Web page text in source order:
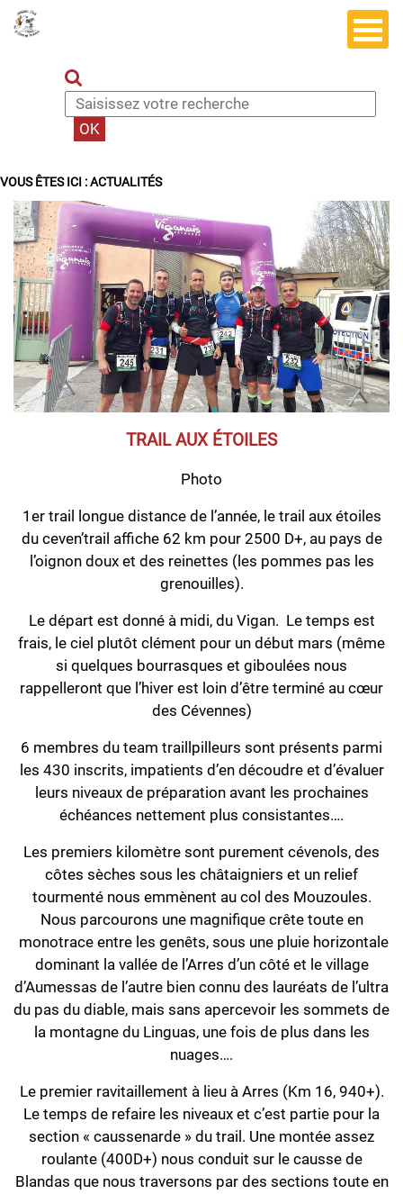
VOUS ÊTES ICI :ACTUALITÉS
TRAIL AUX ÉTOILES
Photo
1er trail longue distance de l’année, le trail aux étoiles
du ceven’trail affiche 62 km pour 2500 D+, au pays de
l’oignon doux et des reinettes (les pommes pas les
grenouilles).
Le départ est donné à midi, du Vigan. Le temps est
frais, le ciel plutôt clément pour un début mars (même
si quelques bourrasques et giboulées nous
rappelleront que l’hiver est loin d’être terminé au cœur
des Cévennes)
6 membres du team traillpilleurs sont présents parmi
les 430 inscrits, impatients d’en découdre et d’évaluer
leurs niveaux de préparation avant les prochaines
échéances nettement plus consistantes….
Les premiers kilomètre sont purement cévenols, des
côtes sèches sous les châtaigniers et un relief
tourmenté nous emmènent au col des Mouzoules.
Nous parcourons une magnifique crête toute en
monotrace entre les genêts, sous une pluie horizontale
dominant la vallée de l’Arres d’un côté et le village
d’Aumessas de l’autre bien connu des lauréats de l’ultra
du pas du diable, mais sans apercevoir les sommets de
la montagne du Linguas, une fois de plus dans les
nuages….
Le premier ravitaillement à lieu à Arres (Km 16, 940+).
Le temps de refaire les niveaux et c’est partie pour la
section « caussenarde » du trail. Une montée assez
roulante (400D+) nous conduit sur le causse de
Blandas que nous traversons par des sections toute en